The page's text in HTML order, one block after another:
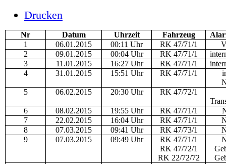
Drucken
Nr Datum Uhrzeit Fahrzeug
1
06.01.2015 00:11 Uhr RK 47/71/1
2
09.01.2015 00:04 Uhr RK 47/71/1
3
11.01.2015 16:27 Uhr RK 47/71/1
4
31.01.2015 15:51 Uhr RK 47/71/1
5
06.02.2015 20:30 Uhr
RK 47/72/1
6
08.02.2015 19:55 Uhr RK 47/71/1
7
22.02.2015 16:04 Uhr RK 47/71/1
8
07.03.2015 09:41 Uhr RK 47/73/1
9
07.03.2015 09:49 Uhr
RK 47/71/1
RK 47/72/1
RK 22/72/72